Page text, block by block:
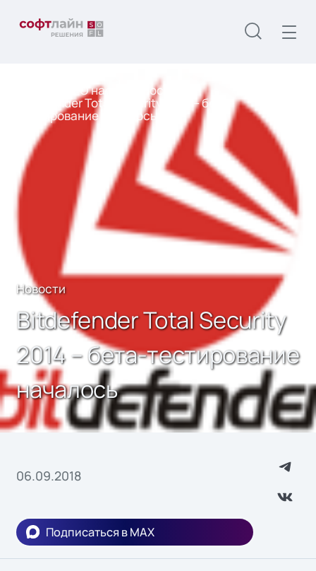
О нас Новости
Bitdefender Total Security 2014 – бета-
тестирование началось
Новости
Bitdefender Total Security
2014 – бета-тестирование
началось
06.09.2018
Подписаться в MAX